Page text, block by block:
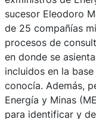
sucesor Eleodoro
de 25 compañías
procesos de
en donde se
incluidos en la
conocía. Además,
Energía y Minas
para identificar y